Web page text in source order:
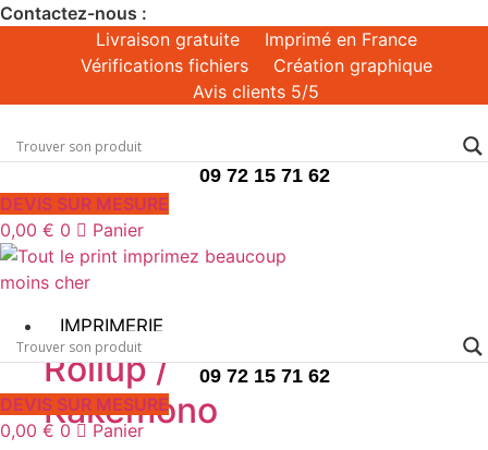
Aller
Contactez-nous :
Livraison gratuite
Imprimé en France
Vérifications fichiers
Création graphique
Avis clients 5/5
09 72 15 71 62
DEVIS SUR MESURE
0,00 € 0 Panier
IMPRIMERIE
Rollup /
Kakémono
09 72 15 71 62
DEVIS SUR MESURE
0,00 € 0
Panier